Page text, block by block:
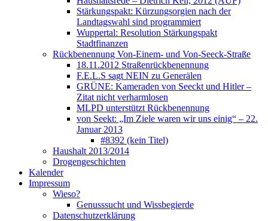
Stärkungspakt: Kürzungsorgien nach der
Landtagswahl sind programmiert
Wuppertal: Resolution Stärkungspakt
Stadtfinanzen
Rückbenennung Von-Einem- und Von-Seeck-Straße
18.11.2012 Straßenrückbenennung
F.E.L.S sagt NEIN zu Generälen
GRÜNE: Kameraden von Seeckt und Hitler –
Zitat nicht verharmlosen
MLPD unterstützt Rückbenennung
von Seekt: „Im Ziele waren wir uns einig“ – 22.
Januar 2013
#8392 (kein Titel)
Haushalt 2013/2014
Drogengeschichten
Kalender
Impressum
Wieso?
Genusssucht und Wissbegierde
Datenschutzerklärung